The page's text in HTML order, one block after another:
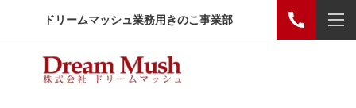
ドリームマッシュ業務用きのこ事業部